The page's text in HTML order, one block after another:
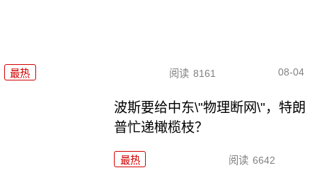
最热 阅读 8161 08-04
波斯要给中东\"物理断网\"，特朗
普忙递橄榄枝？
最热 阅读 6642